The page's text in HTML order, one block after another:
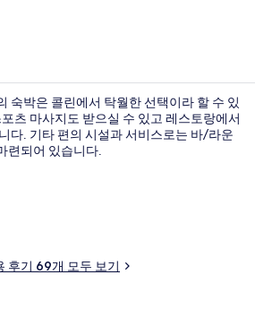
숙박은 콜린에서 탁월한 선택이라 할 수 있
츠 마사지도 받으실 수 있고 레스토랑에서
다. 기타 편의 시설과 서비스로는 바/라운
련되어 있습니다.
후기 69개 모두 보기